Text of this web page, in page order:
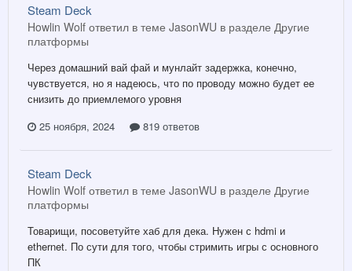
Steam Deck
Howlin Wolf ответил в теме JasonWU в разделе Другие
платформы
Через домашний вай фай и мунлайт задержка, конечно,
чувствуется, но я надеюсь, что по проводу можно будет ее
снизить до приемлемого уровня
25 ноября, 2024
819 ответов
Steam Deck
Howlin Wolf ответил в теме JasonWU в разделе Другие
платформы
Товарищи, посоветуйте хаб для дека. Нужен с hdmi и
ethernet. По сути для того, чтобы стримить игры с основного
ПК